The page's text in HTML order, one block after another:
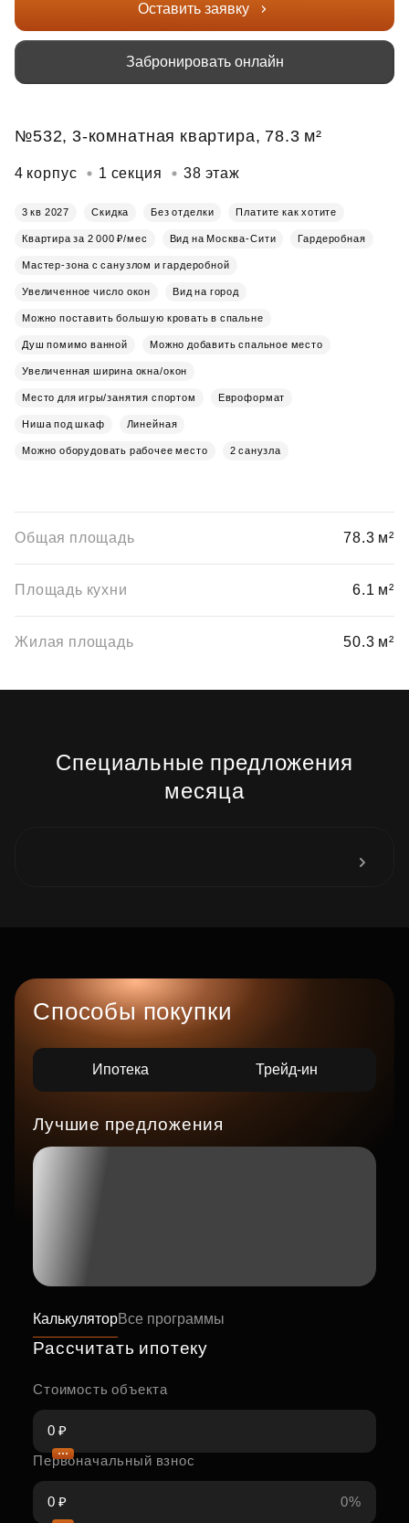
Оставить заявку
Забронировать онлайн
№532, 3-комнатная квартира, 78.3 м²
4 корпус 1 секция 38 этаж
3 кв 2027 Скидка Без отделки Платите как хотите
Квартира за 2 000 ₽/мес Вид на Москва-Сити Гардеробная
Мастер-зона с санузлом и гардеробной
Увеличенное число окон Вид на город
Можно поставить большую кровать в спальне
Душ помимо ванной Можно добавить спальное место
Увеличенная ширина окна/окон
Место для игры/занятия спортом Евроформат
Ниша под шкаф Линейная
Можно оборудовать рабочее место 2 санузла
Общая площадь 78.3 м²
Площадь кухни 6.1 м²
Жилая площадь 50.3 м²
Специальные предложения
месяца
Способы покупки
Ипотека Трейд-ин
Лучшие предложения
КалькуляторВсе программы
Рассчитать ипотеку
Стоимость объекта
Первоначальный взнос
0%